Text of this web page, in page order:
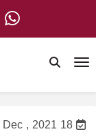
18 Dec , 2021